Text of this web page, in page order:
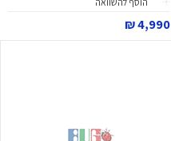
4,990 ₪